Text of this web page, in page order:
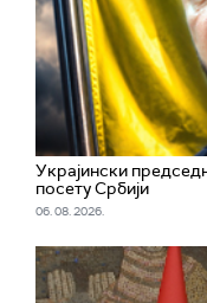
Украјински
посету Србији
06. 08. 2026.